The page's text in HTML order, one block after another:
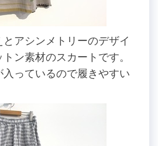
アシンメトリーのデザイ
ン素材のスカートです。
っているので履きやすい